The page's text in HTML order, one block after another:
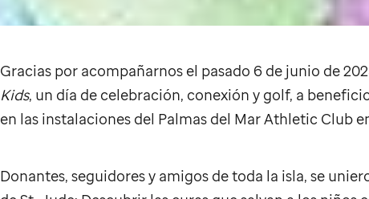
Gracias por acompañarnos el pasado 6 de junio de
Kids, un día de celebración, conexión y golf, a
en las instalaciones del Palmas del Mar Athletic Club
Donantes, seguidores y amigos de toda la isla, se